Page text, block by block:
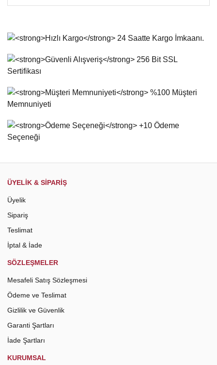
Bu ürünün fiyat bilgisi, resim, ürün açıklamalarında ve diğer
Görüş ve önerileriniz için teşekkür ederiz.
Ürün resmi kalitesiz, bozuk veya görüntülenemiyor.
Ürün açıklamasında eksik bilgiler bulunuyor.
Ürün fiyatı diğer sitelerden daha pahalı.
ÜYELİK & SİPARİŞ
Üyelik
Sipariş
Teslimat
İptal & İade
SÖZLEŞMELER
Mesafeli Satış Sözleşmesi
Ödeme ve Teslimat
Gizlilik ve Güvenlik
Garanti Şartları
İade Şartları
KURUMSAL